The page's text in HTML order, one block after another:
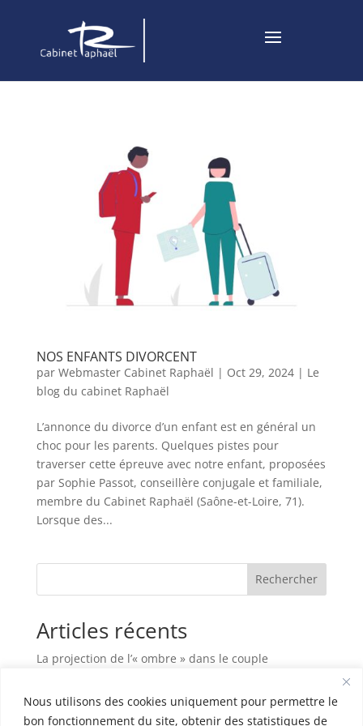
Nous utilisons des cookies uniquement pour permettre le
bon fonctionnement du site, obtenir des statistiques de
NOS ENFANTS DIVORCENT
par Webmaster Cabinet Raphaël | Oct 29, 2024| Le
blog du cabinet Raphaël
L’annonce du divorce d’un enfant est en général un
choc pour les parents. Quelques pistes pour
traverser cette épreuve avec notre enfant, proposées
par Sophie Passot, conseillère conjugale et familiale,
membre du Cabinet Raphaël (Saône-et-Loire, 71).
Lorsque des...
Rechercher
Articles récents
La projection de l’« ombre » dans le couple
murs